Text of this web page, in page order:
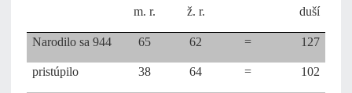
m. r.
ž. r.
duší
Narodilo sa 944 65 62 = 127
pristúpilo 38 64 = 102